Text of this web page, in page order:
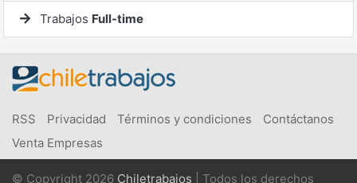
Trabajos Full-time
RSS Privacidad Términos y condiciones
Contáctanos
Venta Empresas
© Copyright 2026 Chiletrabajos | Todos los derechos